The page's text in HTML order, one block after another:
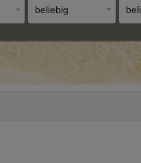
beliebig